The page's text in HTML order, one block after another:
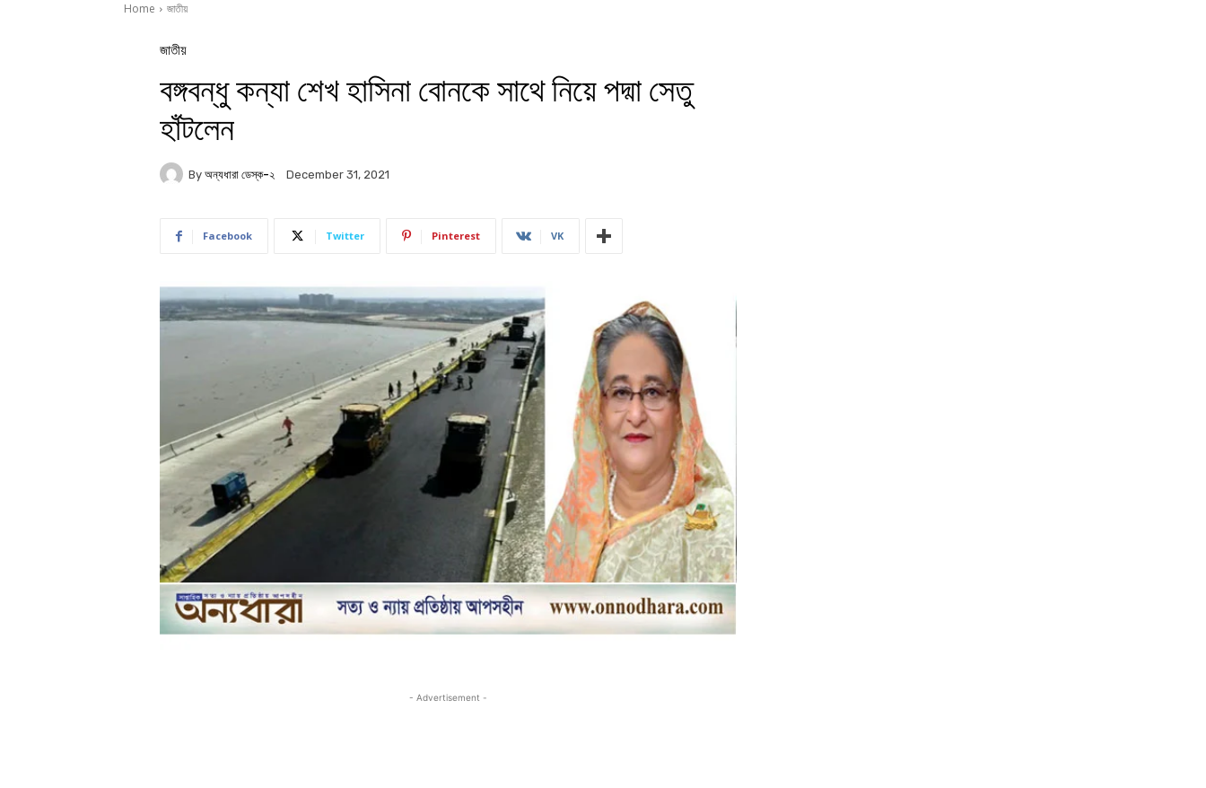
Home জাতীয়
জাতীয়
বঙ্গবন্ধু কন্যা শেখ হাসিনা বোনকে সাথে নিয়ে পদ্মা সেতু
হাঁটলেন
By অন্যধারা ডেস্ক-২ December 31, 2021
Facebook Twitter Pinterest VK
- Advertisement -